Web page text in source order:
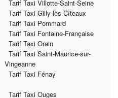
Tarif Taxi Villotte-Saint-Seine
Tarif Taxi Gilly-lès-Cîteaux
Tarif Taxi Pommard
Tarif Taxi Fontaine-Française
Tarif Taxi Orain
Tarif Taxi Saint-Maurice-sur-
Vingeanne
Tarif Taxi Fénay
Tarif Taxi Ouges